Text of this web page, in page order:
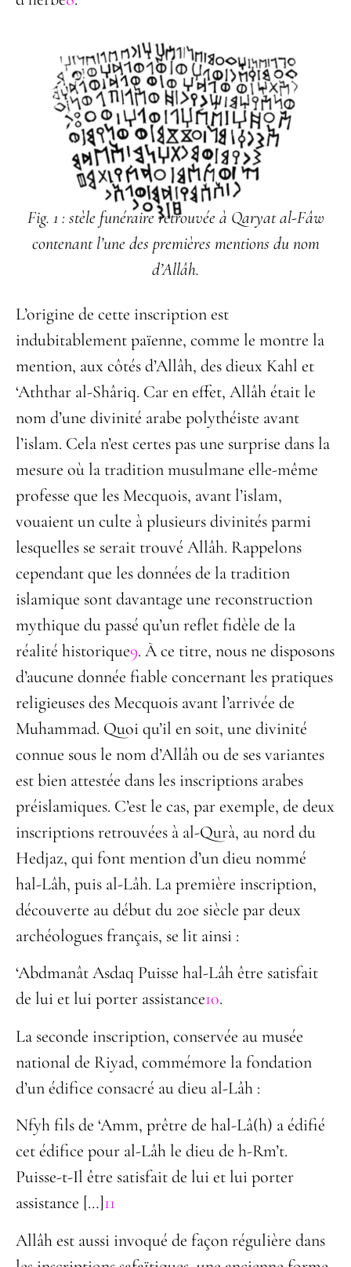
Fig. 1 : stèle funéraire retrouvée à Qaryat al-Fâw
contenant l’une des premières mentions du nom
d’Allâh.
L’origine de cette inscription est
indubitablement païenne, comme le montre la
mention, aux côtés d’Allâh, des dieux Kahl et
‘Aththar al-Shâriq. Car en effet, Allâh était le
nom d’une divinité arabe polythéiste avant
l’islam. Cela n’est certes pas une surprise dans la
mesure où la tradition musulmane elle-même
professe que les Mecquois, avant l’islam,
vouaient un culte à plusieurs divinités parmi
lesquelles se serait trouvé Allâh. Rappelons
cependant que les données de la tradition
islamique sont davantage une reconstruction
mythique du passé qu’un reflet fidèle de la
réalité historique9. À ce titre, nous ne disposons
d’aucune donnée fiable concernant les pratiques
religieuses des Mecquois avant l’arrivée de
Muhammad. Quoi qu’il en soit, une divinité
connue sous le nom d’Allâh ou de ses variantes
est bien attestée dans les inscriptions arabes
préislamiques. C’est le cas, par exemple, de deux
inscriptions retrouvées à al-Qurà, au nord du
Hedjaz, qui font mention d’un dieu nommé
hal-Lâh, puis al-Lâh. La première inscription,
découverte au début du 20e siècle par deux
archéologues français, se lit ainsi :
‘Abdmanât Asdaq Puisse hal-Lâh être satisfait
de lui et lui porter assistance10.
La seconde inscription, conservée au musée
national de Riyad, commémore la fondation
d’un édifice consacré au dieu al-Lâh :
Nfyh fils de ‘Amm, prêtre de hal-Lâ(h) a édifié
cet édifice pour al-Lâh le dieu de h-Rm’t.
Puisse-t-Il être satisfait de lui et lui porter
assistance […]11
Allâh est aussi invoqué de façon régulière dans